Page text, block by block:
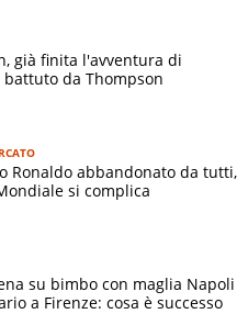
già finita l'avventura di
battuto da Thompson
Ronaldo abbandonato da tutti,
si complica
su bimbo con maglia Napoli
a Firenze: cosa è successo